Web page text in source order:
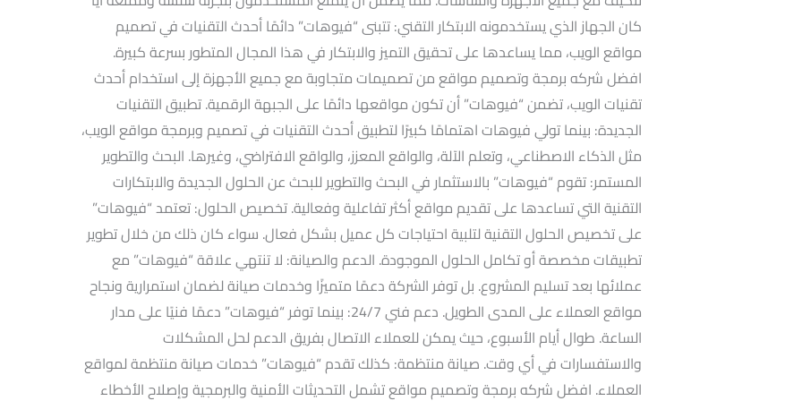
كان الجهاز الذي يستخدمونه الابتكار التقني: تتبنى “فيوهات” دائمًا أحدث التقنيات في تصميم
مواقع الويب، مما يساعدها على تحقيق التميز والابتكار في هذا المجال المتطور بسرعة كبيرة.
افضل شركه برمجة وتصميم مواقع من تصميمات متجاوبة مع جميع الأجهزة إلى استخدام أحدث
تقنيات الويب، تضمن “فيوهات” أن تكون مواقعها دائمًا على الجبهة الرقمية. تطبيق التقنيات
الجديدة: بينما تولي فيوهات اهتمامًا كبيرًا لتطبيق أحدث التقنيات في تصميم وبرمجة مواقع الويب،
مثل الذكاء الاصطناعي، وتعلم الآلة، والواقع المعزز، والواقع الافتراضي، وغيرها. البحث والتطوير
المستمر: تقوم “فيوهات” بالاستثمار في البحث والتطوير للبحث عن الحلول الجديدة والابتكارات
التقنية التي تساعدها على تقديم مواقع أكثر تفاعلية وفعالية. تخصيص الحلول: تعتمد “فيوهات”
على تخصيص الحلول التقنية لتلبية احتياجات كل عميل بشكل فعال. سواء كان ذلك من خلال تطوير
تطبيقات مخصصة أو تكامل الحلول الموجودة. الدعم والصيانة: لا تنتهي علاقة “فيوهات” مع
عملائها بعد تسليم المشروع. بل توفر الشركة دعمًا متميزًا وخدمات صيانة لضمان استمرارية ونجاح
مواقع العملاء على المدى الطويل. دعم فني 24/7: بينما توفر “فيوهات” دعمًا فنيًا على مدار
الساعة. طوال أيام الأسبوع، حيث يمكن للعملاء الاتصال بفريق الدعم لحل المشكلات
والاستفسارات في أي وقت. صيانة منتظمة: كذلك تقدم “فيوهات” خدمات صيانة منتظمة لمواقع
العملاء. افضل شركه برمجة وتصميم مواقع تشمل التحديثات الأمنية والبرمجية وإصلاح الأخطاء